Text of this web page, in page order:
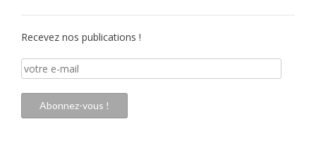
Recevez nos publications !
votre
e-
mail
Abonnez-vous !